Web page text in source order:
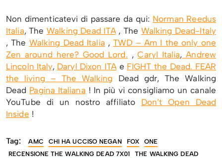
Non dimenticatevi di passare da qui: Norman Reedus
Italia, TheWalking Dead ITA, The Walking Dead-Italy
, The Walking Dead Italia ,TWD – Am I the only one
Zen around here? Good Lord. ,Caryl Italia, Andrew
Lincoln Italy, Daryl Dixon ITA e FIGHT the Dead. FEAR
the living – The Walking Dead gdr, The Walking
Dead Pagina Italiana ! In più vi consigliamo un canale
YouTube di un nostro affiliato Don’t Open Dead
Inside !
Tag: AMC CHI HA UCCISO NEGAN FOX
ONE
RECENSIONE THE WALKING DEAD 7X01
THE WALKING DEAD